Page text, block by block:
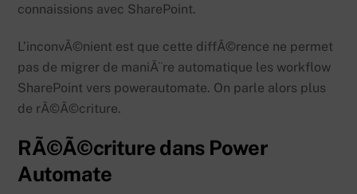
connaissions avec SharePoint.
L’inconvÃ©nient est que cette diffÃ©rence ne permet
pas de migrer de maniÃ¨re automatique les workflow
SharePoint vers powerautomate. On parle alors plus
de rÃ©Ã©criture.
RÃ©Ã©criture dans Power
Automate